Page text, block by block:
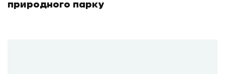
природного парку